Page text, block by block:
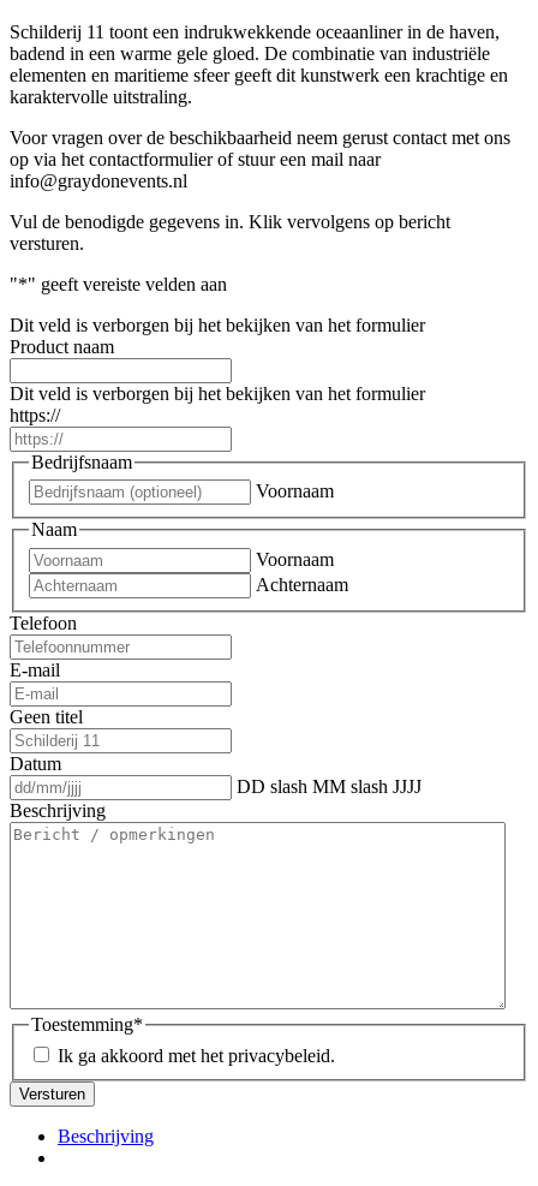
Schilderij 11 toont een indrukwekkende oceaanliner in de haven,
badend in een warme gele gloed. De combinatie van industriële
elementen en maritieme sfeer geeft dit kunstwerk een krachtige en
karaktervolle uitstraling.
Voor vragen over de beschikbaarheid neem gerust contact met ons
op via het contactformulier of stuur een mail naar
info@graydonevents.nl
Vul de benodigde gegevens in. Klik vervolgens op bericht
versturen.
"*" geeft vereiste velden aan
Dit veld is verborgen bij het bekijken van het formulier
Product naam
Dit veld is verborgen bij het bekijken van het formulier
https://
Bedrijfsnaam
Voornaam
Naam
Voornaam
Achternaam
Telefoon
E-mail
Geen titel
Datum
DD slash MM slash JJJJ
Beschrijving
Toestemming*
Ik ga akkoord met het privacybeleid.
Beschrijving